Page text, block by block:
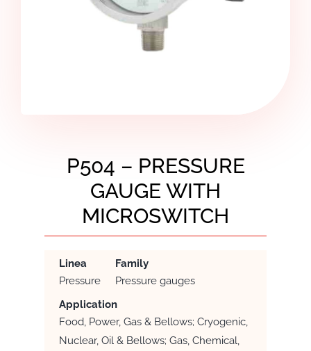
P504 – PRESSURE
GAUGE WITH
MICROSWITCH
Linea
Family
Pressure
Pressure gauges
Application
Food, Power, Gas & Bellows; Cryogenic,
Nuclear, Oil & Bellows; Gas, Chemical,